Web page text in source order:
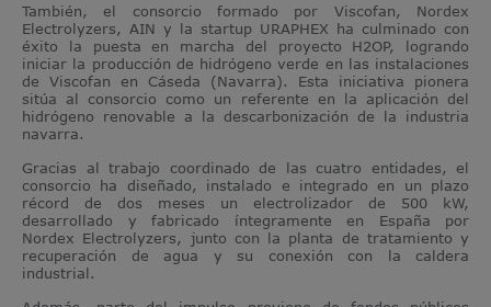
También, el consorcio formado por Viscofan, Nordex
Electrolyzers, AIN y la startup URAPHEX ha culminado con
éxito la puesta en marcha del proyecto H2OP, logrando
iniciar la producción de hidrógeno verde en las instalaciones
de Viscofan en Cáseda (Navarra). Esta iniciativa pionera
sitúa al consorcio como un referente en la aplicación del
hidrógeno renovable a la descarbonización de la industria
navarra.
Gracias al trabajo coordinado de las cuatro entidades, el
consorcio ha diseñado, instalado e integrado en un plazo
récord de dos meses un electrolizador de 500 kW,
desarrollado y fabricado íntegramente en España por
Nordex Electrolyzers, junto con la planta de tratamiento y
recuperación de agua y su conexión con la caldera
industrial.